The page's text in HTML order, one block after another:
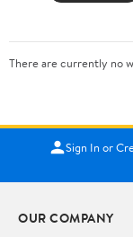
There are currently no
Sign In or
OUR COMPANY